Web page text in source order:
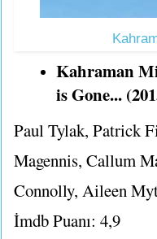
Kahraman
is Gone...
Paul Tylak, Patrick
Magennis, Callum
Connolly, Aileen
İmdb Puanı: 4,9